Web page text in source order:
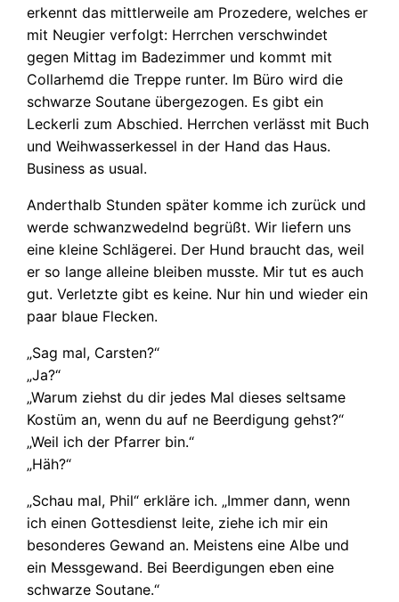
erkennt das mittlerweile am Prozedere, welches er
mit Neugier verfolgt: Herrchen verschwindet
gegen Mittag im Badezimmer und kommt mit
Collarhemd die Treppe runter. Im Büro wird die
schwarze Soutane übergezogen. Es gibt ein
Leckerli zum Abschied. Herrchen verlässt mit Buch
und Weihwasserkessel in der Hand das Haus.
Business as usual.
Anderthalb Stunden später komme ich zurück und
werde schwanzwedelnd begrüßt. Wir liefern uns
eine kleine Schlägerei. Der Hund braucht das, weil
er so lange alleine bleiben musste. Mir tut es auch
gut. Verletzte gibt es keine. Nur hin und wieder ein
paar blaue Flecken.
„Sag mal, Carsten?“
„Ja?“
„Warum ziehst du dir jedes Mal dieses seltsame
Kostüm an, wenn du auf ne Beerdigung gehst?“
„Weil ich der Pfarrer bin.“
„Häh?“
„Schau mal, Phil“ erkläre ich. „Immer dann, wenn
ich einen Gottesdienst leite, ziehe ich mir ein
besonderes Gewand an. Meistens eine Albe und
ein Messgewand. Bei Beerdigungen eben eine
schwarze Soutane.“